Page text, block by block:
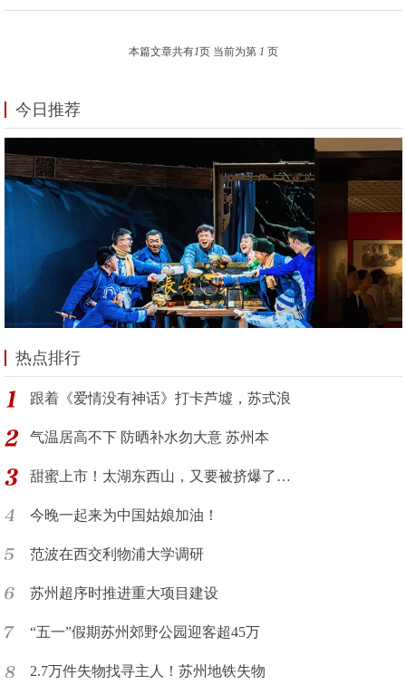
本篇文章共有1页 当前为第 1 页
今日推荐
热点排行
跟着《爱情没有神话》打卡芦墟，苏式浪
气温居高不下 防晒补水勿大意 苏州本
甜蜜上市！太湖东西山，又要被挤爆了…
今晚一起来为中国姑娘加油！
范波在西交利物浦大学调研
苏州超序时推进重大项目建设
“五一”假期苏州郊野公园迎客超45万
2.7万件失物找寻主人！苏州地铁失物